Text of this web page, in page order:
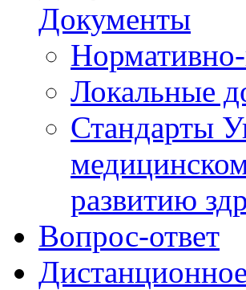
Документы
Локальные
Стандарты
развитию
Вопрос-ответ